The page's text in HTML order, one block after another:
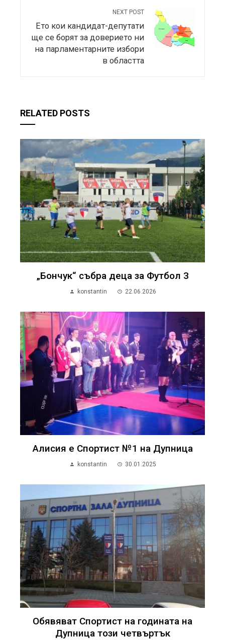
NEXT POST
Ето кои кандидат-депутати
ще се борят за доверието ни
на парламентарните избори
в областта
RELATED POSTS
„Бончук“ събра деца за Футбол 3
konstantin 22.06.2026
Алисия е Спортист №1 на Дупница
konstantin 30.01.2025
Обявяват Спортист на годината на
Дупница този четвъртък